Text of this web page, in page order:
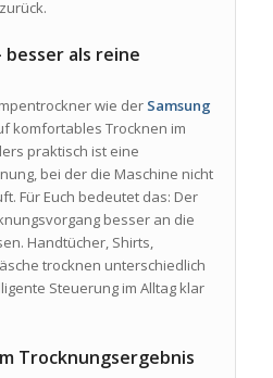
als reine
wie der Samsung
komfortables Trocknen im
praktisch ist eine
bei der die Maschine nicht
Für Euch bedeutet das: Der
besser an die
Handtücher, Shirts,
trocknen unterschiedlich
Steuerung im Alltag klar
Trocknungsergebnis